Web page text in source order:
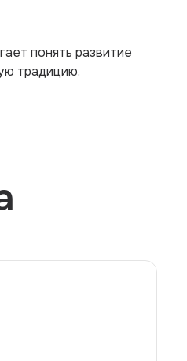
понять развитие
традицию.